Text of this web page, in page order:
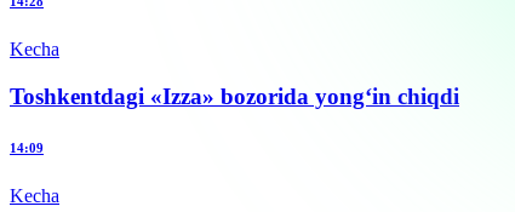
Kecha
Toshkentdagi «Izza» bozorida yong‘in chiqdi
14:09
Kecha